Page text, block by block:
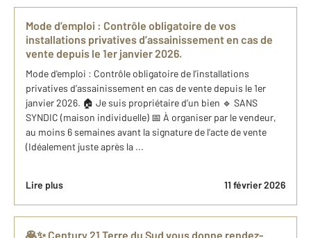
Mode d’emploi : Contrôle obligatoire de vos
installations privatives d’assainissement en cas de
vente depuis le 1er janvier 2026.
Mode d'emploi : Contrôle obligatoire de l’installations
privatives d’assainissement en cas de vente depuis le 1er
janvier 2026. 🏠 Je suis propriétaire d’un bien 🔹 SANS
SYNDIC (maison individuelle) 📅 À organiser par le vendeur,
au moins 6 semaines avant la signature de l’acte de vente
(Idéalement juste après la ...
Lire plus 11 février 2026
🥞✨ Century 21 Terre du Sud vous donne rendez-